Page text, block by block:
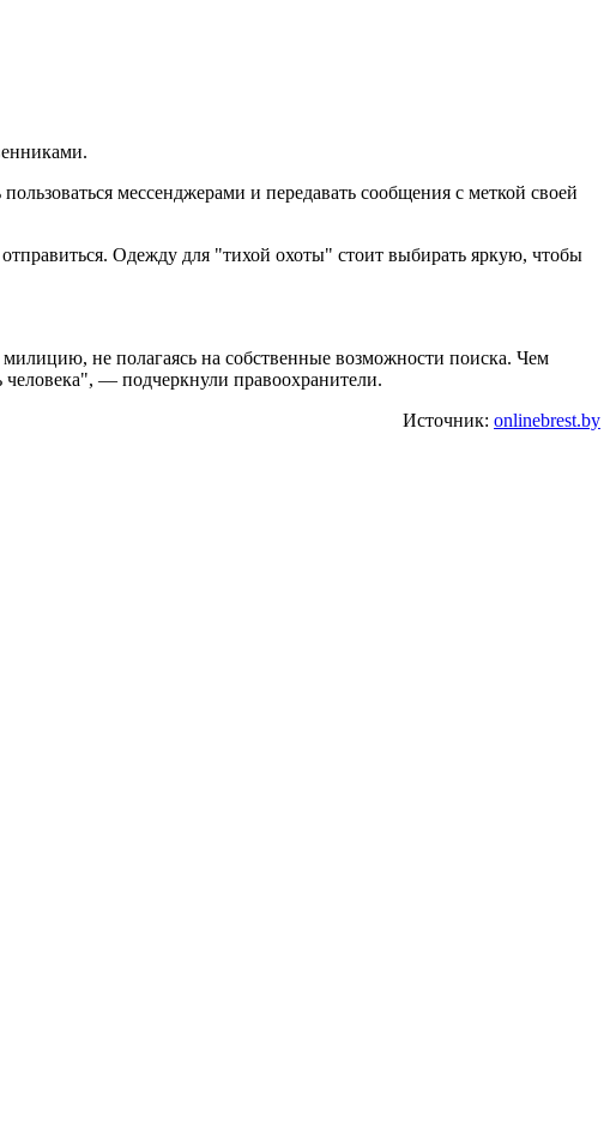
мессенджерами и передавать сообщения с меткой своей
Одежду для "тихой охоты" стоит выбирать яркую, чтобы
не полагаясь на собственные возможности поиска. Чем
— подчеркнули правоохранители.
Источник: onlinebrest.by